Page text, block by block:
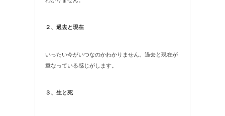
２、過去と現在
いったい今がいつなのかわかりません。過去と現在が
重なっている感じがします。
３、生と死